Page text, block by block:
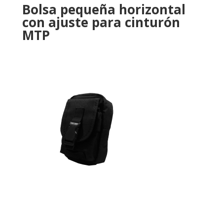
Bolsa pequeña horizontal
con ajuste para cinturón
MTP